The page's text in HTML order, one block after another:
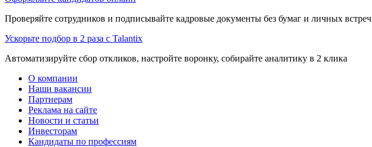
Проверяйте сотрудников и подписывайте кадровые документы без бумаг и личных встреч
Ускорьте подбор в 2 раза с Talantix
Автоматизируйте сбор откликов, настройте воронку, собирайте аналитику в 2 клика
О компании
Наши вакансии
Партнерам
Реклама на сайте
Новости и статьи
Инвесторам
Кандидаты по профессиям